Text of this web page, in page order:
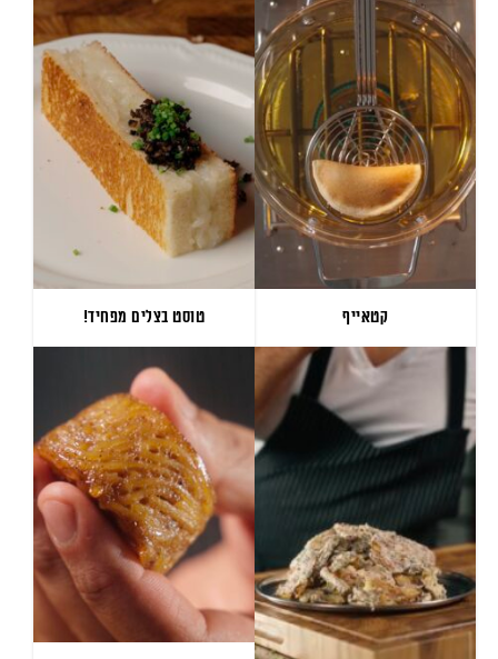
קטאייף טוסט בצלים מפחיד!